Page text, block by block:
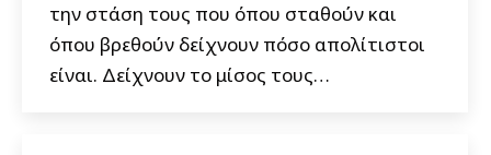
την στάση τους που όπου σταθούν και
όπου βρεθούν δείχνουν πόσο απολίτιστοι
είναι. Δείχνουν το μίσος τους…